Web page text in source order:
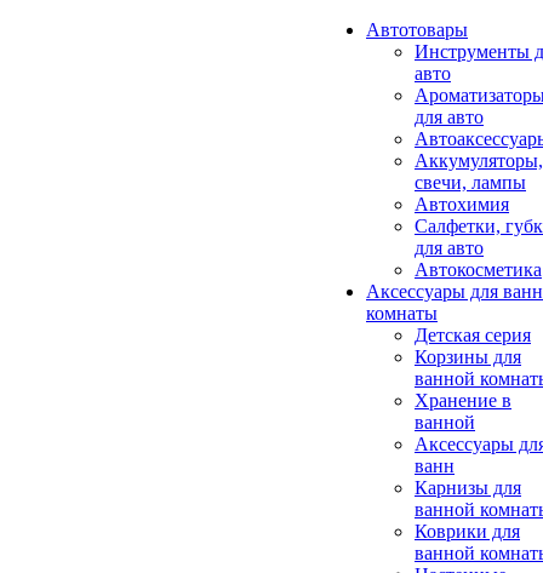
Автотовары
Инструменты
авто
для авто
Аккумуляторы,
свечи, лампы
Автохимия
Салфетки,
для авто
Автокосметика
Аксессуары для
комнаты
Детская серия
Корзины для
ванной
Хранение в
ванной
Аксессуары
ванн
Карнизы для
ванной
Коврики для
ванной